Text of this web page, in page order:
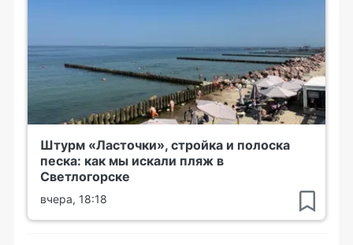
Штурм «Ласточки», стройка и полоска
песка: как мы искали пляж в
Светлогорске
вчера, 18:18